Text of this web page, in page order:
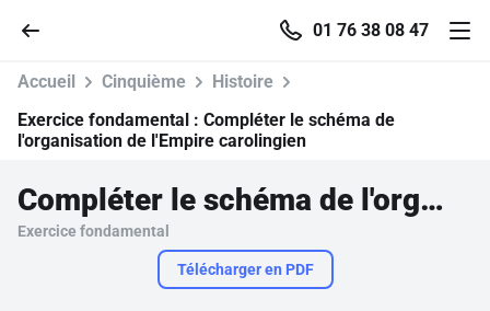
01 76 38 08 47
Parcourir
Accueil Cinquième
Histoire
Exercice fondamental : Compléter le schéma de
l'organisation de l'Empire carolingien
Compléter le schéma de l'organisation de l'Empire carolingien
Exercice fondamental
Télécharger en PDF